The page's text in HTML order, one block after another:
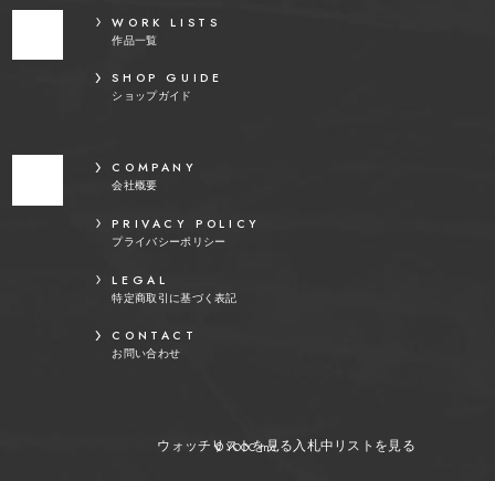
WORK LISTS
作品一覧
SHOP GUIDE
ショップガイド
COMPANY
会社概要
PRIVACY POLICY
プライバシーポリシー
LEGAL
特定商取引に基づく表記
CONTACT
お問い合わせ
© YOOC Inc.
ウォッチリストを見る 入札中リストを見る